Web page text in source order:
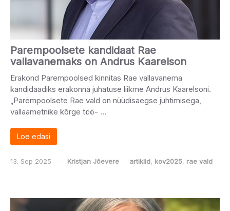
Parempoolsete kandidaat Rae
vallavanemaks on Andrus Kaarelson
Erakond Parempoolsed kinnitas Rae vallavanema
kandidaadiks erakonna juhatuse liikme Andrus Kaarelsoni.
„Parempoolsete Rae vald on nüüdisaegse juhtimisega,
vallaametnike kõrge töö- …
Loe edasi
13. Sep 2025 ‒ Kristjan Jõevere ‒artiklid, kov2025, rae vald